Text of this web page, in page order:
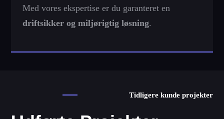
Med vores ekspertise er du garanteret en
driftsikker og miljørigtig løsning.
Tidligere kunde projekter